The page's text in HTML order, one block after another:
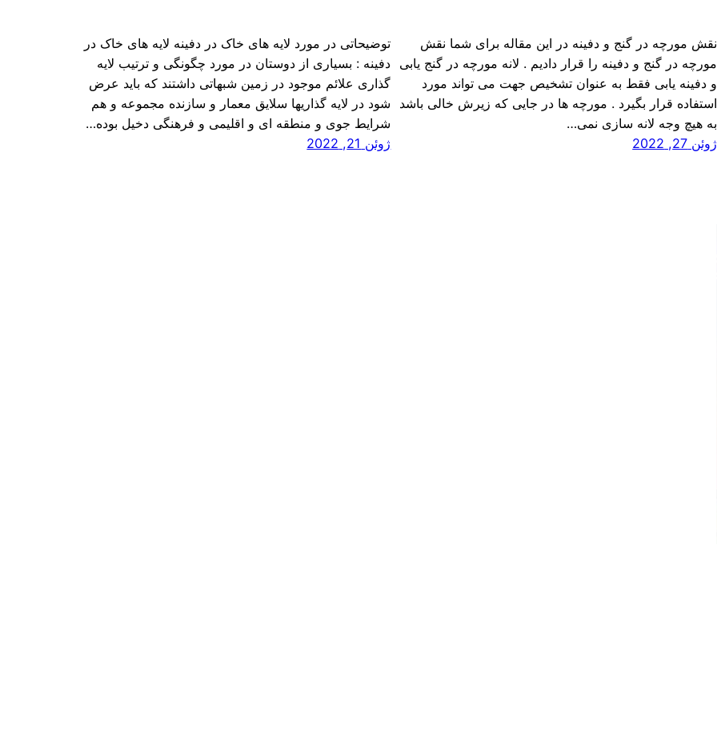
نقش مورچه در گنج و دفینه در این مقاله برای شما نقش
مورچه در گنج و دفینه را قرار دادیم . لانه مورچه در گنج یابی
و دفینه یابی فقط به عنوان تشخیص جهت می تواند مورد
استفاده قرار بگیرد . مورچه ها در جایی که زیرش خالی باشد
به هیچ وجه لانه سازی نمی…
ژوئن 27, 2022
توضیحاتی در مورد لایه های خاک در دفینه لایه های خاک در
دفینه : بسیاری از دوستان در مورد چگونگی و ترتیب لایه
گذاری علائم موجود در زمین شبهاتی داشتند که باید عرض
شود در لایه گذاریها سلایق معمار و سازنده مجموعه و هم
شرایط جوی و منطقه ای و اقلیمی و فرهنگی دخیل بوده…
ژوئن 21, 2022